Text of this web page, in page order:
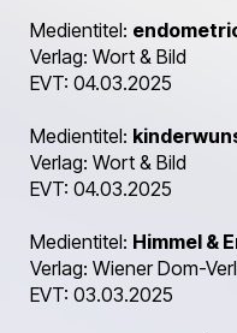
Medientitel:
Verlag: Wort & Bild
EVT: 04.03.2025
Medientitel:
Verlag: Wort & Bild
EVT: 04.03.2025
Medientitel: Himmel &
Verlag: Wiener Dom-
EVT: 03.03.2025